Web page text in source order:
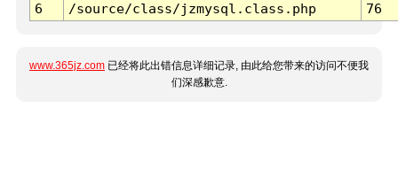
6
/source/class/jzmysql.class.php 76
www.365jz.com 已经将此出错信息详细记录, 由此给您带来的访问不便我
们深感歉意.